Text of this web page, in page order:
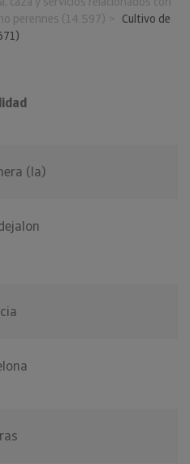
perennes (14.597)
Cultivo de
(la)